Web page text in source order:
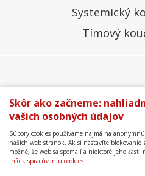
Systemický
Tímový
Všeobecné obchodné
Ochrana osobných údajov
Formulár na
Copyright © 2018 - 2026
Skôr ako začneme:
vašich osobných údajov
Súbory cookies používame najmä na
našich web stránok. Ak si nastavíte blokovanie
možné, že web sa spomalí a niektoré jeho
info k spracúvaniu cookies.